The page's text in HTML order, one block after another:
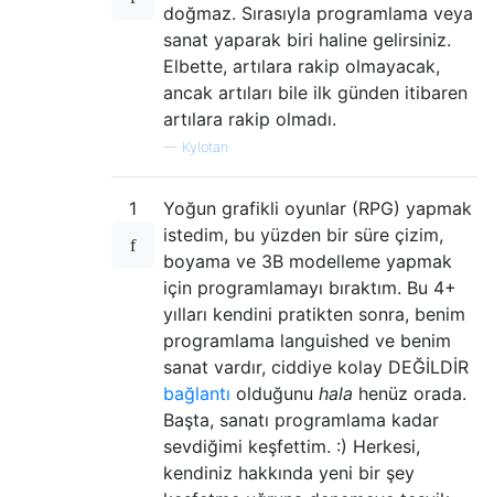
doğmaz. Sırasıyla programlama veya
sanat yaparak biri haline gelirsiniz.
Elbette, artılara rakip olmayacak,
ancak artıları bile ilk günden itibaren
artılara rakip olmadı.
— Kylotan
1
Yoğun grafikli oyunlar (RPG) yapmak
istedim, bu yüzden bir süre çizim,
boyama ve 3B modelleme yapmak
için programlamayı bıraktım. Bu 4+
yılları kendini pratikten sonra, benim
programlama languished ve benim
sanat vardır, ciddiye kolay DEĞİLDİR
bağlantı olduğunu hala henüz orada.
Başta, sanatı programlama kadar
sevdiğimi keşfettim. :) Herkesi,
kendiniz hakkında yeni bir şey